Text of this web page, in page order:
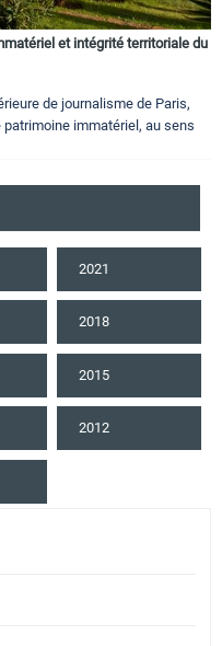
et intégrité territoriale du
de journalisme de Paris,
patrimoine immatériel, au sens
2021
2018
2015
2012